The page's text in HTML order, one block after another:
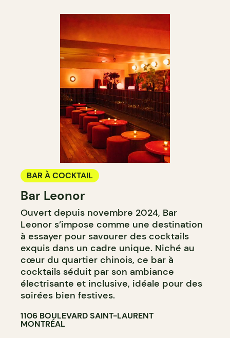
BAR À COCKTAIL
Bar Leonor
Ouvert depuis novembre 2024, Bar
Leonor s’impose comme une destination
à essayer pour savourer des cocktails
exquis dans un cadre unique. Niché au
cœur du quartier chinois, ce bar à
cocktails séduit par son ambiance
électrisante et inclusive, idéale pour des
soirées bien festives.
1106 BOULEVARD SAINT-LAURENT
MONTRÉAL